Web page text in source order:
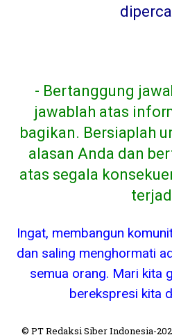
- Bertanggung
jawablah atas
bagikan. Bersiaplah
alasan Anda dan
atas segala
Ingat, membangun
dan saling menghormati
semua orang. Mari kita
berekspresi kita
© PT Redaksi Siber Indonesia-